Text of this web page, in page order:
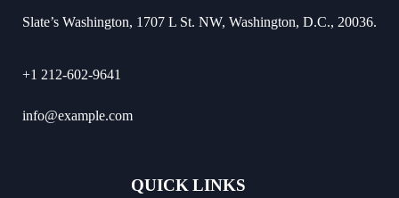
Slate’s Washington, 1707 L St. NW, Washington, D.C., 20036.
+1 212-602-9641
info@example.com
QUICK LINKS